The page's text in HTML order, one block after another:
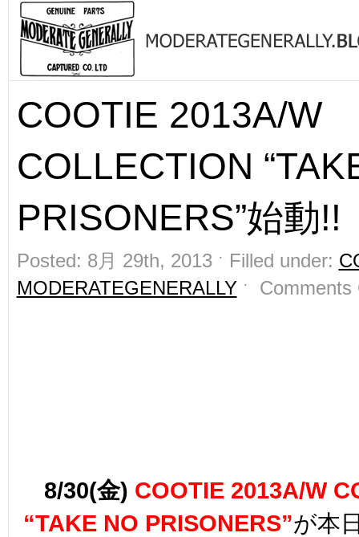
COOTIE 2013A/W
COLLECTION
PRISONERS”始動!!
Posted: 8月 29th, 2013 ˑ Filled under:
MODERATEGENERALLYˑ Comments
8/30(金) COOTIE 2013A/W
“TAKE NO PRISONERS”が本